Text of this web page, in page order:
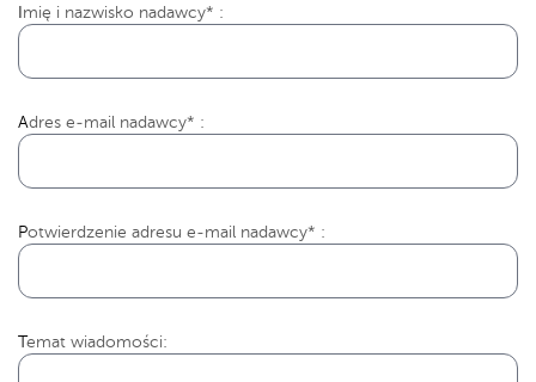
mię i nazwisko nadawcy* :
Adres e-mail nadawcy* :
Potwierdzenie adresu e-mail nadawcy* :
Temat wiadomości: